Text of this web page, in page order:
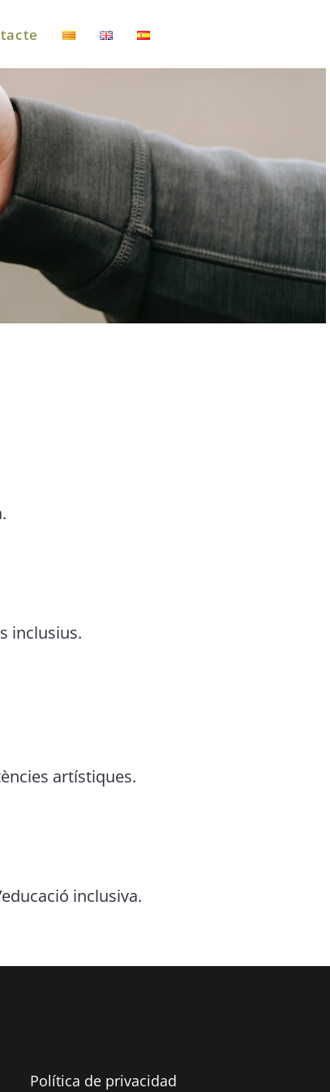
inclusius.
artístiques.
inclusiva.
Política de privacidad